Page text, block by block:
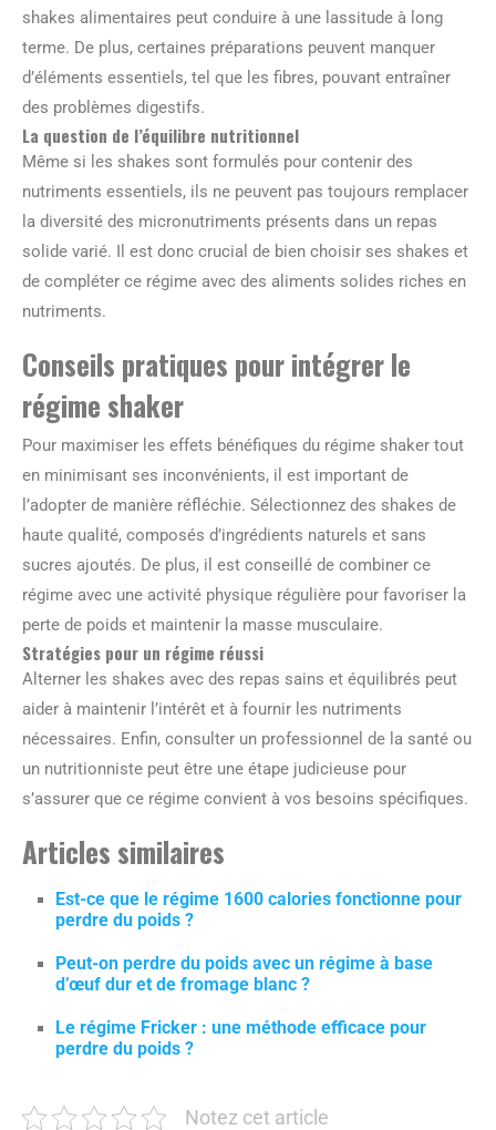
shakes alimentaires peut conduire à une lassitude à long
terme. De plus, certaines préparations peuvent manquer
d’éléments essentiels, tel que les fibres, pouvant entraîner
des problèmes digestifs.
La question de l’équilibre nutritionnel
Même si les shakes sont formulés pour contenir des
nutriments essentiels, ils ne peuvent pas toujours remplacer
la diversité des micronutriments présents dans un repas
solide varié. Il est donc crucial de bien choisir ses shakes et
de compléter ce régime avec des aliments solides riches en
nutriments.
Conseils pratiques pour intégrer le
régime shaker
Pour maximiser les effets bénéfiques du régime shaker tout
en minimisant ses inconvénients, il est important de
l’adopter de manière réfléchie. Sélectionnez des shakes de
haute qualité, composés d’ingrédients naturels et sans
sucres ajoutés. De plus, il est conseillé de combiner ce
régime avec une activité physique régulière pour favoriser la
perte de poids et maintenir la masse musculaire.
Stratégies pour un régime réussi
Alterner les shakes avec des repas sains et équilibrés peut
aider à maintenir l’intérêt et à fournir les nutriments
nécessaires. Enfin, consulter un professionnel de la santé ou
un nutritionniste peut être une étape judicieuse pour
s’assurer que ce régime convient à vos besoins spécifiques.
Articles similaires
Est-ce que le régime 1600 calories fonctionne pour
perdre du poids ?
Peut-on perdre du poids avec un régime à base
d’œuf dur et de fromage blanc ?
Le régime Fricker : une méthode efficace pour
perdre du poids ?
Notez cet article